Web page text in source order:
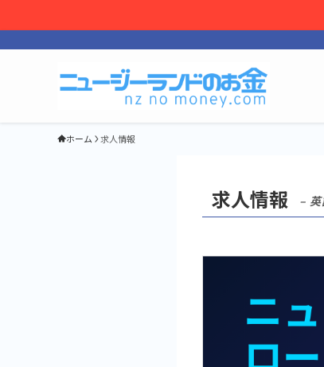
ホーム 求人情報
求人情報 –